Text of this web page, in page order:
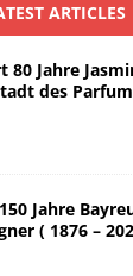
ARTICLES
80 Jahre
des
Jahre
( 1876 –